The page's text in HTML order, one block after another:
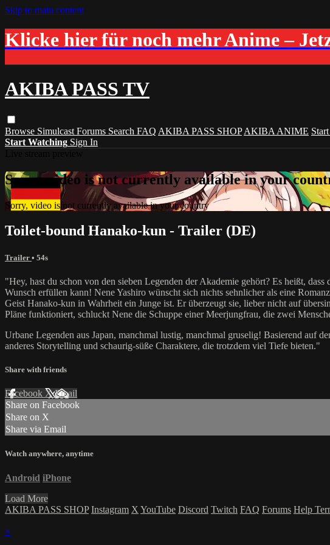
Skip to main content
Klicke hier für noch mehr Anime –
AKIBA PASS TV
Browse Simulcast Forums Search FAQ AKIBA PASS SHOP AKIBA ANIME
Start Watching Sign In
Sorry, video is not currently available in your
Sorry, video is not currently available in your country
Toilet-bound Hanako-kun - Trailer (DE)
Trailer • 54s
"Hey, hast du schon von den sieben Legenden der Akademie gehört? Es heißt,
Wunsch erfüllen kann! Nene Yashiro wünscht sich nichts sehnlicher als eine
Geist Hanako-kun in Wahrheit ein Junge ist. Er überzeugt sie, lieber nicht auf
Pläne funktioniert, schluckt Nene die Schuppe einer Meerjungfrau, die zwei
Urbane Legenden aus Japan, manchmal lustig, manchmal gruselig! Basierend auf
anderes Storytelling und schaurig-süße Charaktere, die trotzdem viel Tiefe bieten."
Share with friends
Facebook XEmail
Share on Facebook
Share on X
Share via Email
Watch anywhere, anytime
Android iPhone
Load More
AKIBA PASS SHOP Instagram X YouTube Discord Twitch FAQ Forums Help
×